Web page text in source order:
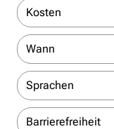
Kosten
Wann
Sprachen
Barrierefreiheit